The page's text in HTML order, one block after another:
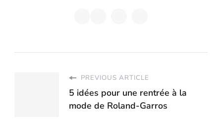
PREVIOUS ARTICLE
5 idées pour une rentrée à la
mode de Roland-Garros